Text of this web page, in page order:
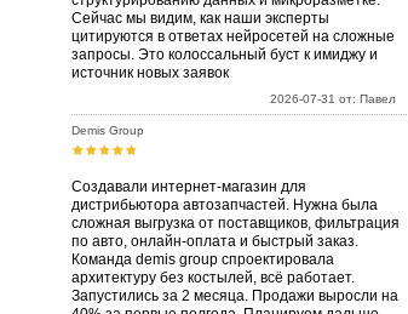
Сейчас мы видим, как наши эксперты
цитируются в ответах нейросетей на сложные
запросы. Это колоссальный буст к имиджу и
источник новых заявок
2026-07-31 от: Павел
Demis Group
Создавали интернет-магазин для
дистрибьютора автозапчастей. Нужна была
сложная выгрузка от поставщиков, фильтрация
по авто, онлайн-оплата и быстрый заказ.
Команда demis group спроектировала
архитектуру без костылей, всё работает.
Запустились за 2 месяца. Продажи выросли на